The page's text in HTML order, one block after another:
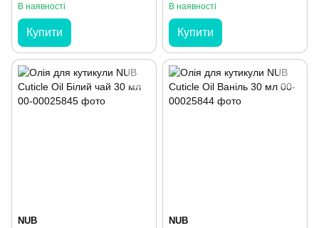
В наявності
Купити
В наявності
Купити
NUB NUB